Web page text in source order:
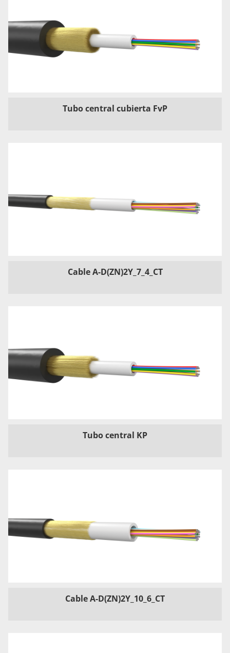
Tubo central cubierta FvP
Cable A-D(ZN)2Y_7_4_CT
Tubo central KP
Cable A-D(ZN)2Y_10_6_CT